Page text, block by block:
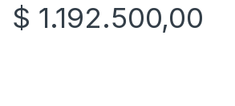
$ 1.192.500,00